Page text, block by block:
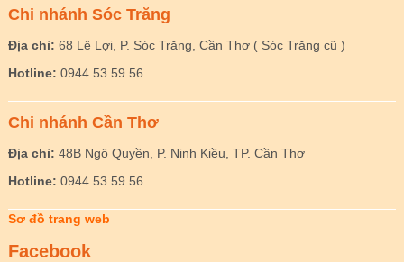
Chi nhánh Sóc Trăng
Địa chỉ: 68 Lê Lợi, P. Sóc Trăng, Cần Thơ ( Sóc Trăng cũ )
Hotline: 0944 53 59 56
Chi nhánh Cần Thơ
Địa chỉ: 48B Ngô Quyền, P. Ninh Kiều, TP. Cần Thơ
Hotline: 0944 53 59 56
Sơ đồ trang web
Facebook